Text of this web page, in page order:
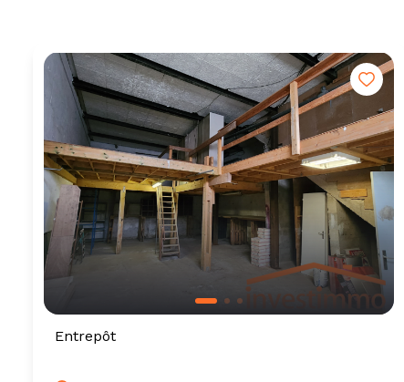
estimation
Entrepôt